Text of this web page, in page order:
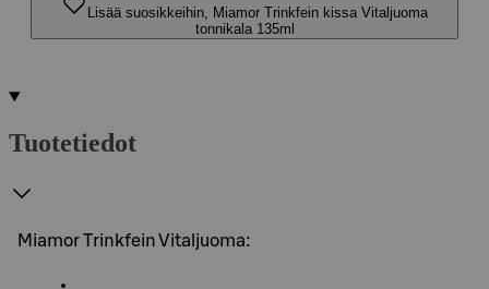
Lisää suosikkeihin, Miamor Trinkfein kissa Vitaljuoma
tonnikala 135ml
Tuotetiedot
Miamor Trinkfein Vitaljuoma: